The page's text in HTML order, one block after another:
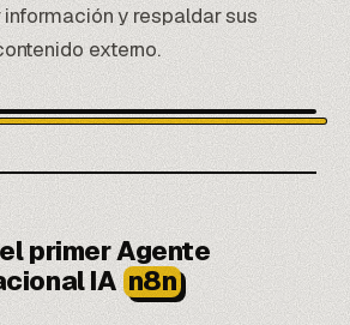
y respaldar sus
externo.
primer Agente
IA n8n